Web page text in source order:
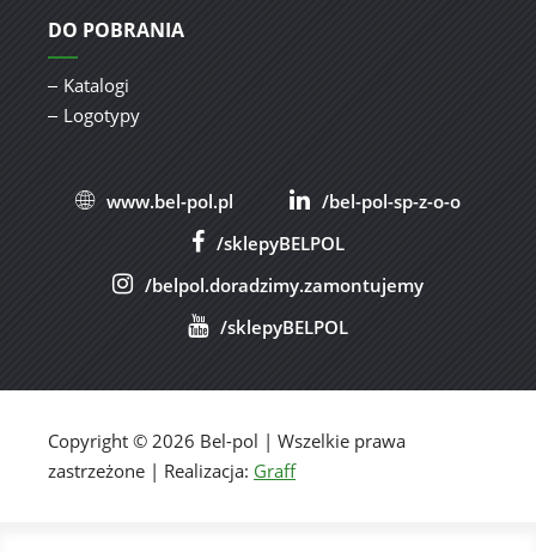
DO POBRANIA
Katalogi
Logotypy
www.bel-pol.pl
/bel-pol-sp-z-o-o
/sklepyBELPOL
/belpol.doradzimy.zamontujemy
/sklepyBELPOL
Copyright © 2026 Bel-pol | Wszelkie prawa
zastrzeżone | Realizacja: Graff